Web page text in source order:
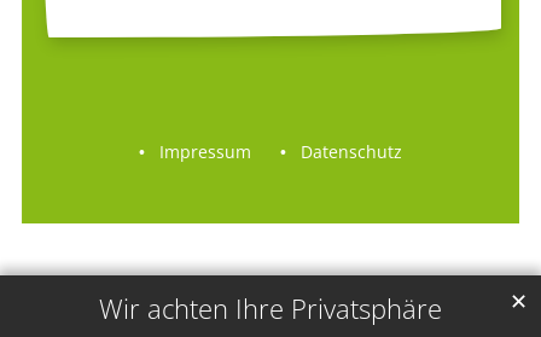
Wir achten Ihre Privatsphäre ✕
Impressum Datenschutz